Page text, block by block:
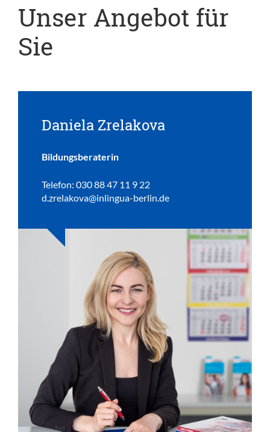
Unser Angebot für
Sie
Daniela Zrelakova
Bildungsberaterin
Telefon: 030 88 47 11 9 22
d.zrelakova@inlingua-berlin.de